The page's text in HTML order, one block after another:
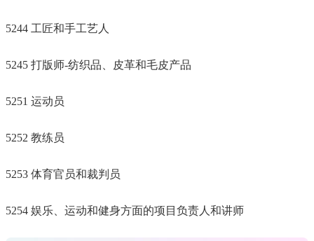
5244 工匠和手工艺人
5245 打版师-纺织品、皮革和毛皮产品
5251 运动员
5252 教练员
5253 体育官员和裁判员
5254 娱乐、运动和健身方面的项目负责人和讲师